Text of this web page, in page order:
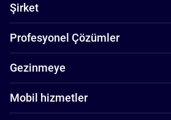
Şirket
Profesyonel Çözümler
Gezinmeye
Mobil hizmetler